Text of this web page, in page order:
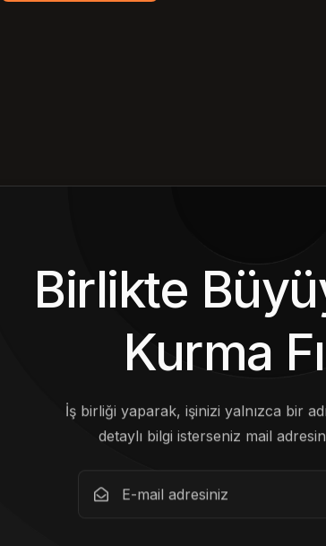
Birlikte
Kurma
İş birliği yaparak, işinizi yalnızca bir
detaylı bilgi isterseniz mail